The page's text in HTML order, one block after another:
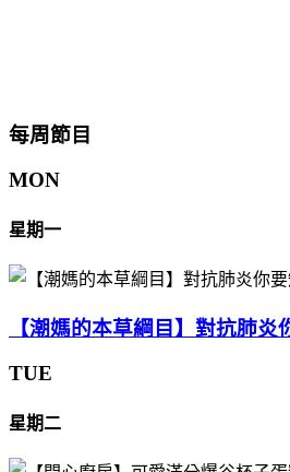
每周節目
MON
星期一
【潮媽的本草綱目】對抗肺炎
TUE
星期二